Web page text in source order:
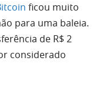
ficou muito
para uma baleia.
de R$ 2
considerado